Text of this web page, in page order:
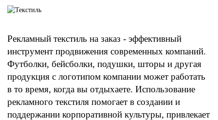
Рекламный текстиль на заказ - эффективный
инструмент продвижения современных компаний.
Футболки, бейсболки, подушки, шторы и другая
продукция с логотипом компании может работать
в то время, когда вы отдыхаете. Использование
рекламного текстиля помогает в создании и
поддержании корпоративной культуры, привлекает